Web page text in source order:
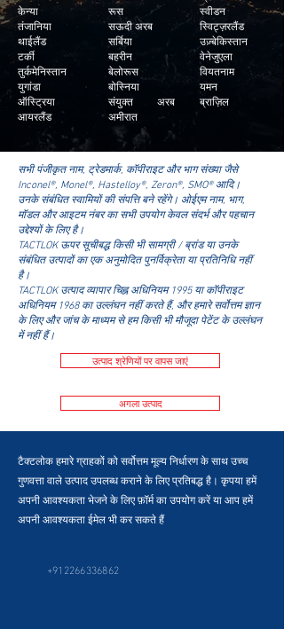
केन्या
तंजानिया
थाईलैंड
टर्की
तुर्कमेनिस्तान
युगांडा
ऑस्ट्रिया
आयरलैंड
रूस
सऊदी अरब
सर्बिया
बहरीन
बेलोरूस
बोस्निया
संयुक्त अरब
अमीरात
स्वीडन
स्विट्ज़रलैंड
उज़्बेकिस्तान
वेनेजुएला
वियतनाम
यमन
ब्राज़िल
सभी पंजीकृत नाम, ट्रेडमार्क, कॉपीराइट और भाग संख्या जैसे
Inconel®, Monel®, Hastelloy®, Zeron®, SMO® आदि।
उनके संबंधित स्वामियों की संपत्ति बने रहेंगे। ओईएम नाम, भाग,
मॉडल और आइटम नंबर का सभी उपयोग केवल संदर्भ और पहचान
उद्देश्यों के लिए है।
TACTLOK ऊपर सूचीबद्ध किसी भी सामग्री / ब्रांड या उनके
संबंधित उत्पादों का एक अनुमोदित पुनर्विक्रेता या प्रतिनिधि नहीं
है।
TACTLOK उत्पाद व्यापार चिह्न अधिनियम 1995 या कॉपीराइट
अधिनियम 1968 का उल्लंघन नहीं करते हैं, और हमारे सर्वोत्तम ज्ञान
के लिए और जांच के माध्यम से हम किसी भी मौजूदा पेटेंट के उल्लंघन
में नहीं हैं।
उत्पाद श्रेणियों पर वापस जाएं
अगला उत्पाद
टैक्टलोक हमारे ग्राहकों को सर्वोत्तम मूल्य निर्धारण के साथ उच्च
गुणवत्ता वाले उत्पाद उपलब्ध कराने के लिए प्रतिबद्ध है। कृपया हमें
अपनी आवश्यकता भेजने के लिए फ़ॉर्म का उपयोग करें या आप हमें
अपनी आवश्यकता ईमेल भी कर सकते हैं
+912266336862